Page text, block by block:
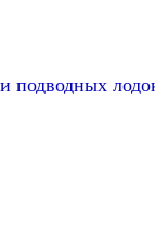
подводных